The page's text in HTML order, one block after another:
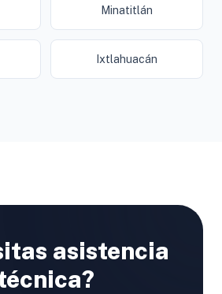
Minatitlán
Ixtlahuacán
asistencia